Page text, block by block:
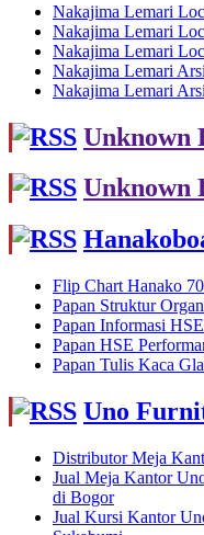
Nakajima Lemari
Nakajima Lemari
Nakajima Lemari
Nakajima Lemari
Nakajima Lemari
Unknown
Unknown
Flip Chart Hanako
Papan Struktur
Papan Informasi
Papan HSE
Papan Tulis Kaca
Uno
Distributor Meja
Jual Meja Kantor
di Bogor
Jual Kursi Kantor